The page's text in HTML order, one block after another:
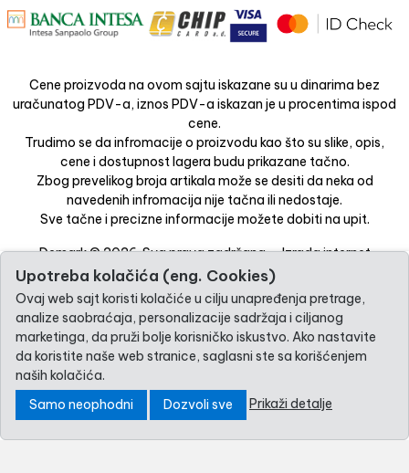
Cene proizvoda na ovom sajtu iskazane su u dinarima bez
uračunatog PDV-a, iznos PDV-a iskazan je u procentima ispod
cene.
Trudimo se da infromacije o proizvodu kao što su slike, opis,
cene i dostupnost lagera budu prikazane tačno.
Zbog prevelikog broja artikala može se desiti da neka od
navedenih infromacija nije tačna ili nedostaje.
Sve tačne i precizne informacije možete dobiti na upit.
Demark © 2026. Sva prava zadržana. -Izrada internet
prodavnice-Selltico.
Upotreba kolačića (eng. Cookies)
Ovaj web sajt koristi kolačiće u cilju unapređenja pretrage,
analize saobraćaja, personalizacije sadržaja i ciljanog
marketinga, da pruži bolje korisničko iskustvo. Ako nastavite
da koristite naše web stranice, saglasni ste sa korišćenjem
naših kolačića.
Samo neophodni
Dozvoli sve Prikaži detalje